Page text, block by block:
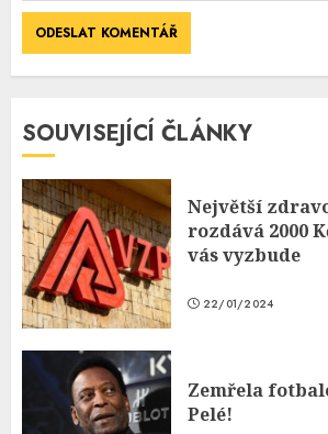
SOUVISEJÍCÍ ČLÁNKY
Největší
rozdává 2000
vás vyzbude
22/01/2024
Zemřela
Pelé!